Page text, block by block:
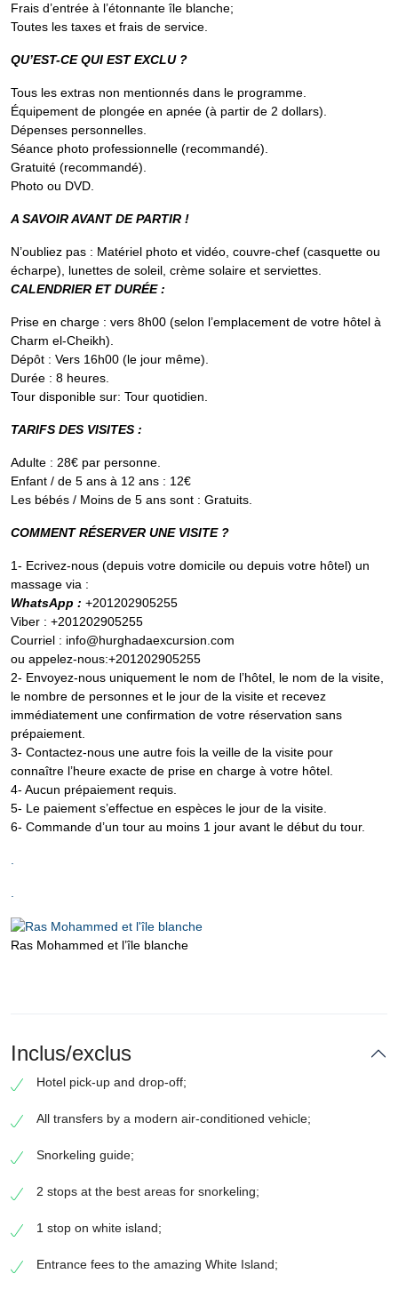
Frais d’entrée à l’étonnante île blanche;
Toutes les taxes et frais de service.
QU’EST-CE QUI EST EXCLU ?
Tous les extras non mentionnés dans le programme.
Équipement de plongée en apnée (à partir de 2 dollars).
Dépenses personnelles.
Séance photo professionnelle (recommandé).
Gratuité (recommandé).
Photo ou DVD.
A SAVOIR AVANT DE PARTIR !
N’oubliez pas : Matériel photo et vidéo, couvre-chef (casquette ou
écharpe), lunettes de soleil, crème solaire et serviettes.
CALENDRIER ET DURÉE :
Prise en charge : vers 8h00 (selon l’emplacement de votre hôtel à
Charm el-Cheikh).
Dépôt : Vers 16h00 (le jour même).
Durée : 8 heures.
Tour disponible sur: Tour quotidien.
TARIFS DES VISITES :
Adulte : 28€ par personne.
Enfant / de 5 ans à 12 ans : 12€
Les bébés / Moins de 5 ans sont : Gratuits.
COMMENT RÉSERVER UNE VISITE ?
1- Ecrivez-nous (depuis votre domicile ou depuis votre hôtel) un
massage via :
WhatsApp : +201202905255
Viber : +201202905255
Courriel : info@hurghadaexcursion.com
ou appelez-nous:+201202905255
2- Envoyez-nous uniquement le nom de l’hôtel, le nom de la visite,
le nombre de personnes et le jour de la visite et recevez
immédiatement une confirmation de votre réservation sans
prépaiement.
3- Contactez-nous une autre fois la veille de la visite pour
connaître l’heure exacte de prise en charge à votre hôtel.
4- Aucun prépaiement requis.
5- Le paiement s’effectue en espèces le jour de la visite.
6- Commande d’un tour au moins 1 jour avant le début du tour.
Ras Mohammed et l’île blanche
Inclus/exclus
Hotel pick-up and drop-off;
All transfers by a modern air-conditioned vehicle;
Snorkeling guide;
2 stops at the best areas for snorkeling;
1 stop on white island;
Entrance fees to the amazing White Island;